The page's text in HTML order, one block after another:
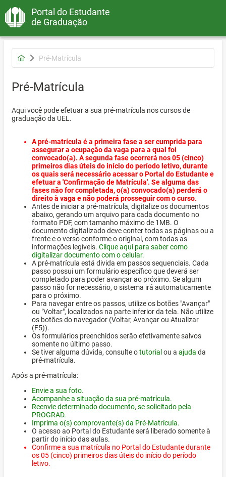
Portal do Estudante
de Graduação
Pré-Matrícula
Pré-Matrícula
Aqui você pode efetuar a sua pré-matrícula nos cursos de
graduação da UEL.
A pré-matrícula é a primeira fase a ser cumprida para
assegurar a ocupação da vaga para a qual foi
convocado(a). A segunda fase ocorrerá nos 05 (cinco)
primeiros dias úteis do início do período letivo, durante
os quais será necessário acessar o Portal do Estudante e
efetuar a 'Confirmação de Matrícula'. Se alguma das
fases não for completada, o(a) convocado(a) perderá o
direito à vaga e não poderá prosseguir com o curso.
Antes de iniciar a pré-matrícula, digitalize os documentos
abaixo, gerando um arquivo para cada documento no
formato PDF, com tamanho máximo de 1MB. O
documento digitalizado deve conter todas as páginas ou a
frente e o verso conforme o original, com todas as
informações legíveis. Clique aqui para saber como
digitalizar documento com o celular.
A pré-matrícula está divida em passos sequenciais. Cada
passo possui um formulário específico que deverá ser
completado para poder avançar ao próximo. Se algum
passo não for necessário, o sistema irá automaticamente
para o próximo.
Para navegar entre os passos, utilize os botões "Avançar"
ou "Voltar", localizados na parte inferior da tela. Não utilize
os botões do navegador (Voltar, Avançar ou Atualizar
(F5)).
Os formulários preenchidos serão efetivamente salvos
somente no último passo.
Se tiver alguma dúvida, consulte otutorial ou a ajuda da
pré-matrícula.
Após a pré-matrícula:
Envie a sua foto.
Acompanhe a situação da sua pré-matrícula.
Reenvie determinado documento, se solicitado pela
PROGRAD.
Imprima o(s) comprovante(s) da Pré-Matrícula.
O acesso ao Portal do Estudante será liberado somente à
partir do início das aulas.
Confirme a sua matrícula no Portal do Estudante durante
os 05 (cinco) primeiros dias úteis do início do período
letivo.